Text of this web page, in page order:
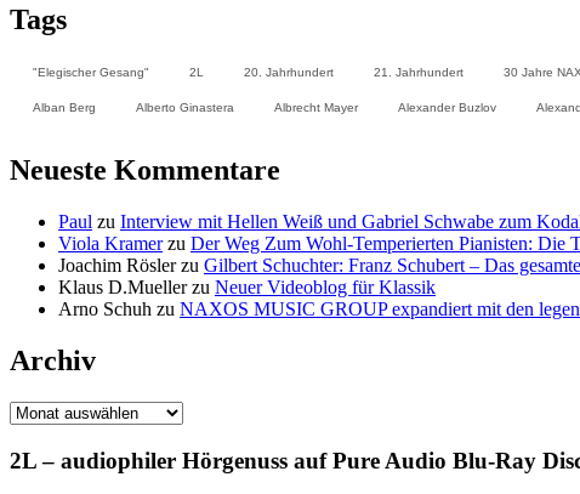
Tags
"Elegischer Gesang" 2L 20. Jahrhundert 21. Jahrhundert 30 Jahre
Alban Berg Alberto Ginastera Albrecht Mayer Alexander Buzlov
Neueste Kommentare
Paul zu Interview mit Hellen Weiß und Gabriel Schwabe zum
Viola Kramerzu Der Weg Zum Wohl-Temperierten Pianisten: Die
Joachim Röslerzu Gilbert Schuchter: Franz Schubert – Das
Klaus D.Muellerzu Neuer Videoblog für Klassik
Arno Schuh zu NAXOS MUSIC GROUP expandiert mit den
Archiv
Archiv
2L – audiophiler Hörgenuss auf Pure Audio Blu-Ray